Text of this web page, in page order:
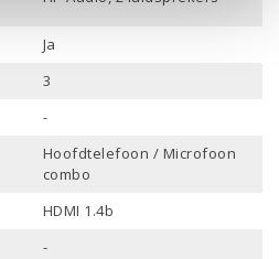
Ja
3
-
Hoofdtelefoon / Microfoon
combo
HDMI 1.4b
-